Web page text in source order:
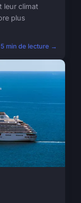
leur climat
plus
5 min de lecture →